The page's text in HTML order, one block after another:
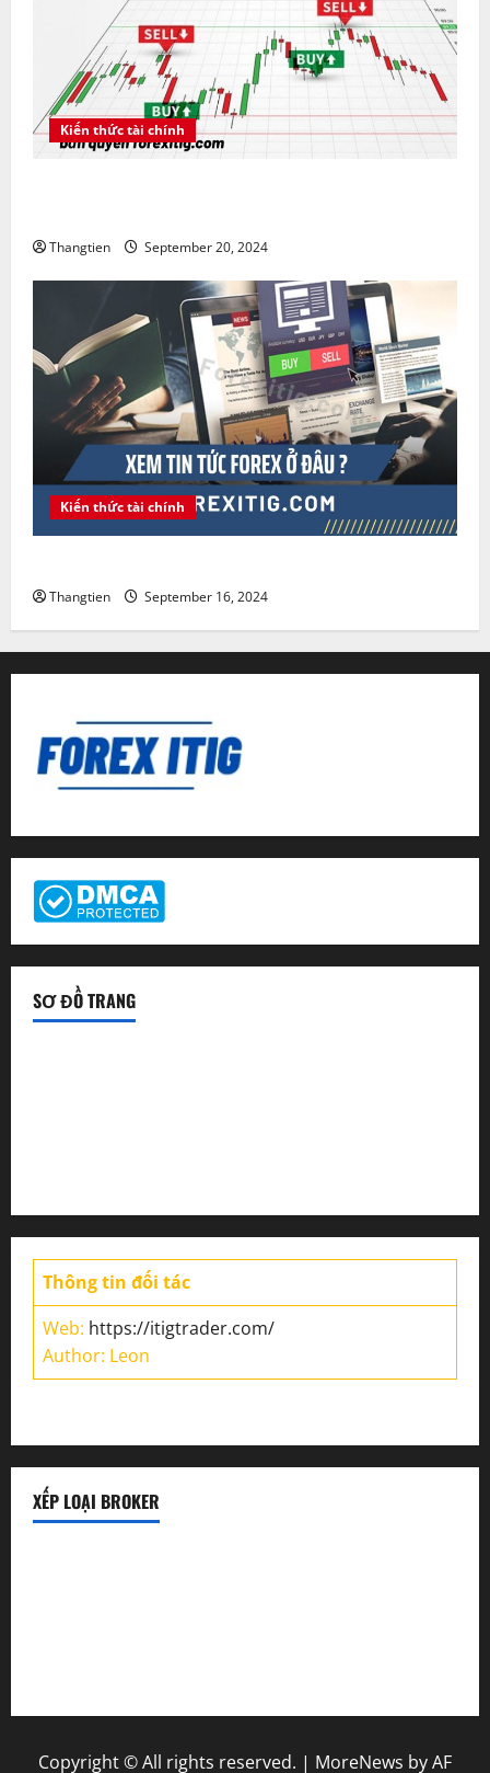
Kiến thức tài chính
Thangtien September 20, 2024
Kiến thức tài chính
Thangtien September 16, 2024
SƠ ĐỒ TRANG
Thông tin đối tác
Web: https://itigtrader.com/
Author: Leon
XẾP LOẠI BROKER
Copyright © All rights reserved. | MoreNews by AF